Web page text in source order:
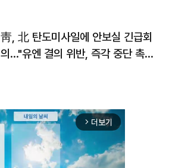
靑, 北 탄도미사일에 안보실 긴급회
의…"유엔 결의 위반, 즉각 중단 촉
arrow_forward_ios 더보기